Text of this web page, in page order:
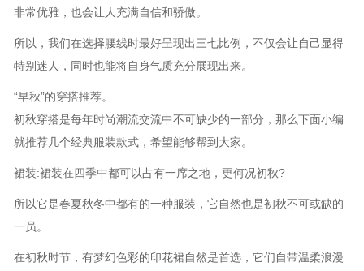
非常优雅，也会让人充满自信和骄傲。
所以，我们在选择腰线时最好呈现出三七比例，不仅会让自己显得
特别迷人，同时也能将自身气质充分展现出来。
“早秋”的穿搭推荐。
初秋穿搭是每年时尚潮流交流中不可缺少的一部分，那么下面小编
就推荐几个经典服装款式，希望能够帮到大家。
裙装:裙装在四季中都可以占有一席之地，更何况初秋?
所以它是春夏秋冬中都有的一种服装，它自然也是初秋不可或缺的
一员。
在初秋时节，有梦幻色彩的印花裙自然是首选，它们自带温柔浪漫